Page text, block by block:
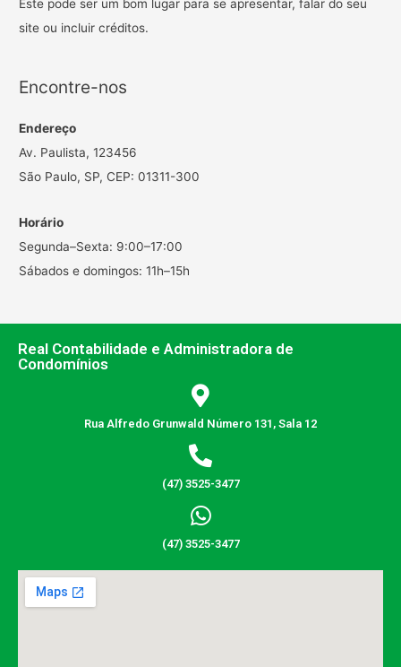
Este pode ser um bom lugar para se apresentar, falar do seu
site ou incluir créditos.
Encontre-nos
Endereço
Av. Paulista, 123456
São Paulo, SP, CEP: 01311-300
Horário
Segunda–Sexta: 9:00–17:00
Sábados e domingos: 11h–15h
Real Contabilidade e Administradora de
Condomínios
Rua Alfredo Grunwald Número 131, Sala 12
(47) 3525-3477
(47) 3525-3477